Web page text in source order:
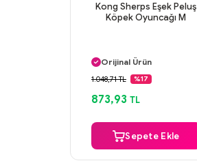
Kong Sherps Eşek Peluş
Köpek Oyuncağı M
Orijinal Ürün
Güvenli Ödeme
1.048,71 TL %17
873,93 TL
Sepete Ekle